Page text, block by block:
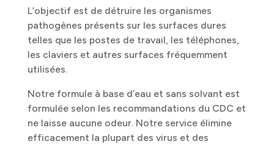
L’objectif est de détruire les organismes
pathogènes présents sur les surfaces dures
telles que les postes de travail, les téléphones,
les claviers et autres surfaces fréquemment
utilisées.
Notre formule à base d’eau et sans solvant est
formulée selon les recommandations du CDC et
ne laisse aucune odeur. Notre service élimine
efficacement la plupart des virus et des